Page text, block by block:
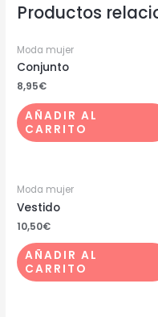
Productos
Moda mujer
Conjunto
8,95€
AÑADIR AL
CARRITO
Moda mujer
Vestido
10,50€
AÑADIR AL
CARRITO